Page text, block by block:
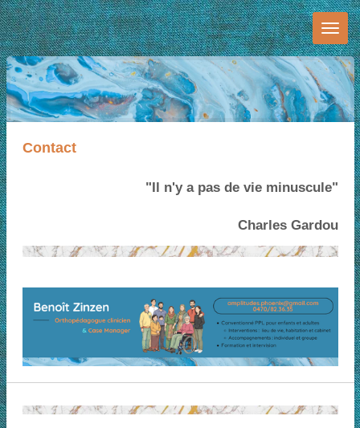
Passer
au
contenu
principal
Contact
"Il n'y a pas de vie minuscule"
Charles Gardou